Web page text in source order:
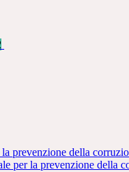
prevenzione della
per la prevenzione della